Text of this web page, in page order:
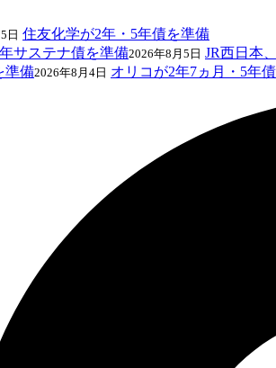
日 住友化学が2年・5年債を準備
2026年8月5日 JR西日本
2026年8月4日 オリコが2年7ヵ月・5年